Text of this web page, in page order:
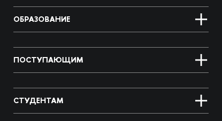
ОБРАЗОВАНИЕ
ПОСТУПАЮЩИМ
СТУДЕНТАМ